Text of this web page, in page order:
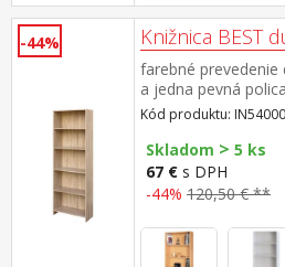
-44% Knižnica BEST
farebné prevedenie
a jedna pevná polica
Kód produktu: IN54000
Skladom > 5 ks
67 € s DPH
-44% 120,50 € **